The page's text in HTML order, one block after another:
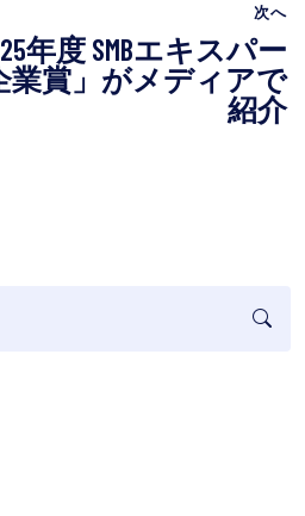
次へ
年度 SMBエキスパー
業賞」がメディアで
紹介